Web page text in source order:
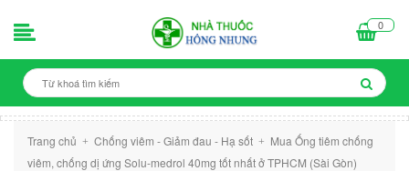
0
Trang chủ + Chống viêm - Giảm đau - Hạ sốt +
Mua Ống tiêm chống
viêm, chống dị ứng Solu-medrol 40mg tốt nhất ở TPHCM (Sài Gòn)